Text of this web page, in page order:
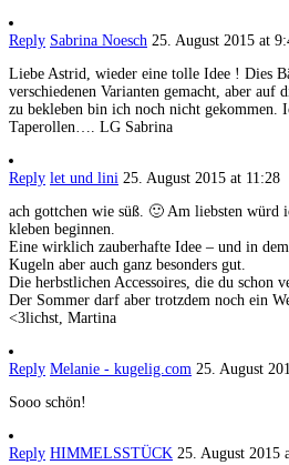
Reply Sabrina Noesch 25. August 2015 at
Liebe Astrid, wieder eine tolle Idee ! Dies
verschiedenen Varianten gemacht, aber auf
zu bekleben bin ich noch nicht gekommen.
Taperollen…. LG Sabrina
Reply let und lini 25. August 2015 at 11:28
ach gottchen wie süß. 🙂 Am liebsten würd
kleben beginnen.
Eine wirklich zauberhafte Idee – und in
Kugeln aber auch ganz besonders gut.
Die herbstlichen Accessoires, die du schon
Der Sommer darf aber trotzdem noch ein
<3lichst, Martina
Reply Melanie - kugelig.com 25. August
Sooo schön!
Reply HIMMELSSTÜCK 25. August 2015